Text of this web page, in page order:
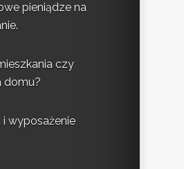
pieniądze na
czy
domu?
i wyposażenie